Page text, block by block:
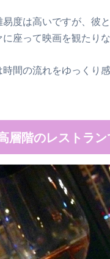
度は高いですが、彼
座って映画を観たり
間の流れをゆっくり
層階のレストラ